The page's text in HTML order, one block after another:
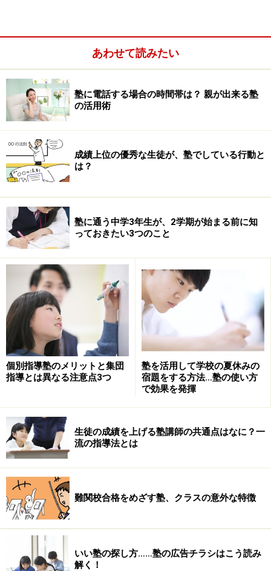
大手塾／小規模塾と個別指導塾／家庭教師の併用は？
中学受験塾の選び方：集団指導塾vs個別指導塾
中学受験塾の選び方：地元塾vs遠距離通塾
中学受験塾の選び方：大手塾vs小規模塾
まず最初の対決は、なんといってもやはりコレでしょ
う。塾選びの永遠のテーマといっても過言ではありませ
ん。中学受験を始める際、子どもをどちらのタイプの塾
に入塾させればよいか悩まれた方もきっと多いはずです
ね。現実問題として、両者の優劣を決めることは難しい
です。
子どものタイプによっても、合う、合わないはあるでし
ょう。また大手塾で上手くいった経験を持つ卒業生の保
護者の方は大手塾を勧めるでしょうし、小規模塾で志望
校に合格した方は小規模塾の方が良いというでしょう。
それぞれ長所・短所があり一概に「こちらの方が良い」
ところがあります。
塾選びについては「中学受験の塾選びに欠かせない5つ
のポイント」でも紹介していますが、
塾の立地には充分気を付けること
学校のお友達が通っていないかどうか確認
年間の費用を確認すること
塾の合格実績には惑わされない
あわせて読みたい
塾に電話する場合の時間帯は？ 親が出来る塾
の活用術
成績上位の優秀な生徒が、塾でしている行動と
は？
塾に通う中学3年生が、2学期が始まる前に知
っておきたい3つのこと
個別指導塾のメリットと集団
指導とは異なる注意点3つ
塾を活用して学校の夏休みの
宿題をする方法…塾の使い方
で効果を発揮
生徒の成績を上げる塾講師の共通点はなに？一
流の指導法とは
難関校合格をめざす塾、クラスの意外な特徴
いい塾の探し方……塾の広告チラシはこう読み
解く！